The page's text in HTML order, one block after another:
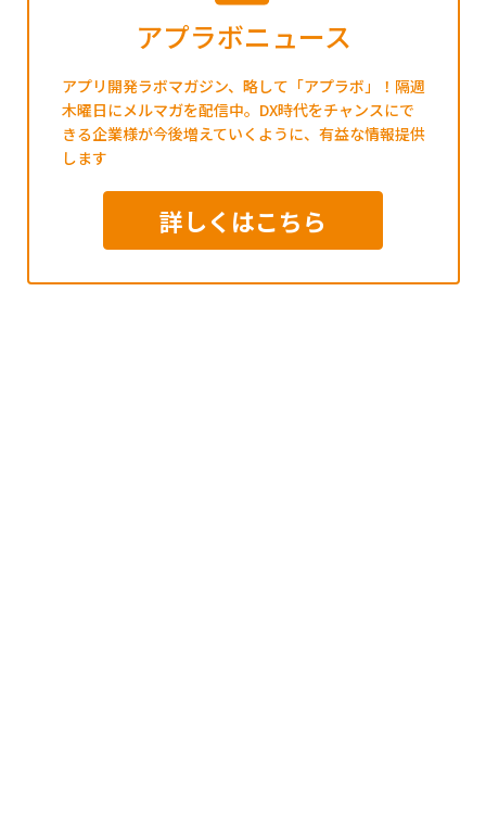
アプラボニュース
アプリ開発ラボマガジン、略して「アプラボ」！隔週
木曜日にメルマガを配信中。DX時代をチャンスにで
きる企業様が今後増えていくように、有益な情報提供
します
詳しくはこちら